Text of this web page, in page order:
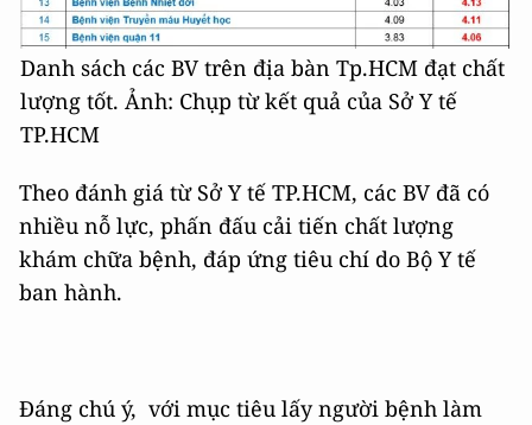
Danh sách các BV trên địa bàn Tp.HCM đạt chất
lượng tốt. Ảnh: Chụp từ kết quả của Sở Y tế
TP.HCM
Theo đánh giá từ Sở Y tế TP.HCM, các BV đã có
nhiều nỗ lực, phấn đấu cải tiến chất lượng
khám chữa bệnh, đáp ứng tiêu chí do Bộ Y tế
ban hành.
Đáng chú ý, với mục tiêu lấy người bệnh làm